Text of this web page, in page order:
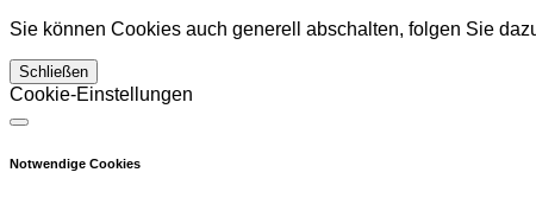
Sie können Cookies auch generell abschalten, folgen Sie
Schließen
Cookie-Einstellungen
Notwendige Cookies